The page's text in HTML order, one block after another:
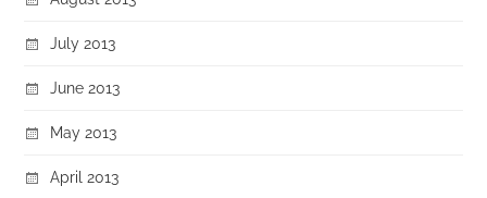
July 2013
June 2013
May 2013
April 2013